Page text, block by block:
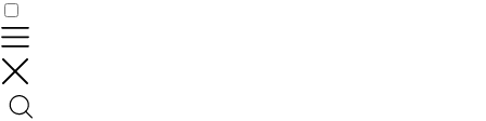
Contrôler vos données